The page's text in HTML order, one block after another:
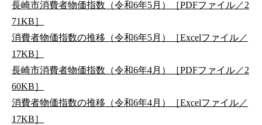
長崎市消費者物価指数（令和6年5月）［PDFファイル／2
71KB］
消費者物価指数の推移（令和6年5月）［Excelファイル／
17KB］
長崎市消費者物価指数（令和6年4月）［PDFファイル／2
60KB］
消費者物価指数の推移（令和6年4月）［Excelファイル／
17KB］